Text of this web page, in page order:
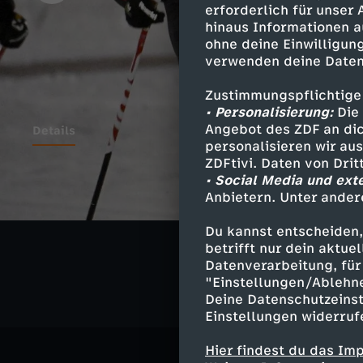
erforderlich für unser
hinaus Informationen
ohne deine
verwenden deine
• Personalisierung:Die
Angebot des ZDF an
personalisieren wir
ZDFtivi. Daten von
• Social Media und
Anbietern. Unter
Du kannst
betrifft nur dein
Datenverarbeitung,
"Einstellungen/
Deine
Einstellungen
Hier findest du das
Details
Ähnliche
Sport